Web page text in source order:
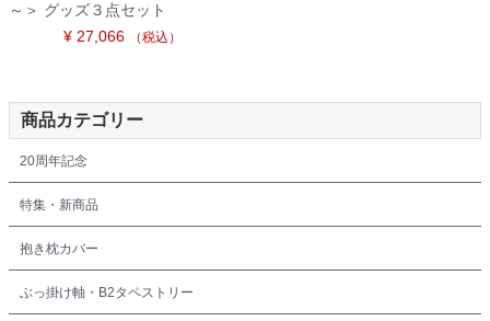
～＞ グッズ３点セット
¥ 27,066
（税込）
商品カテゴリー
20周年記念
特集・新商品
抱き枕カバー
ぶっ掛け軸・B2タペストリー